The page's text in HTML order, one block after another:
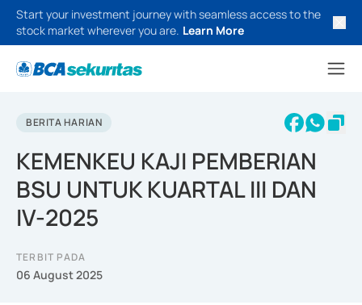
Start your investment journey with seamless access to the
stock market wherever you are. Learn More
BERITA HARIAN
KEMENKEU KAJI PEMBERIAN
BSU UNTUK KUARTAL III DAN
IV-2025
TERBIT PADA
06 August 2025